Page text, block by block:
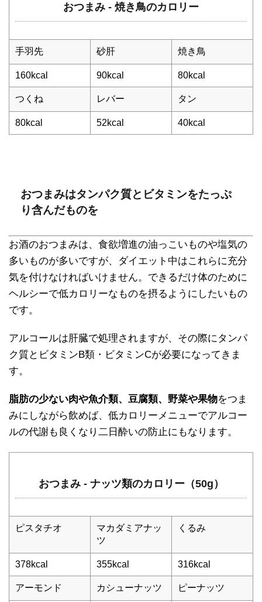
おつまみ - 焼き鳥のカロリー
手羽先 砂肝 焼き鳥
160kcal 90kcal 80kcal
つくね レバー タン
80kcal 52kcal 40kcal
おつまみはタンパク質とビタミンをたっぷ
り含んだものを
お酒のおつまみは、食欲増進の油っこいものや塩気の
多いものが多いですが、ダイエット中はこれらに充分
気を付けなければいけません。できるだけ体のために
ヘルシーで低カロリーなものを摂るようにしたいもの
です。
アルコールは肝臓で処理されますが、その際にタンパ
ク質とビタミンB類・ビタミンCが必要になってきま
す。
脂肪の少ない肉や魚介類、豆腐類、野菜や果物をつま
みにしながら飲めば、低カロリーメニューでアルコー
ルの代謝も良くなり二日酔いの防止にもなります。
おつまみ - ナッツ類のカロリー（50g）
ピスタチオ
マカダミアナッ
ツ
くるみ
378kcal 355kcal 316kcal
アーモンド カシューナッツ ピーナッツ